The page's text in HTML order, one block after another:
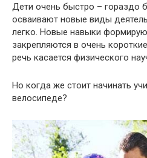
Дети очень быстро – гораздо
осваивают новые виды
легко. Новые навыки
закрепляются в очень
речь касается физического
Но когда же стоит начинать
велосипеде?